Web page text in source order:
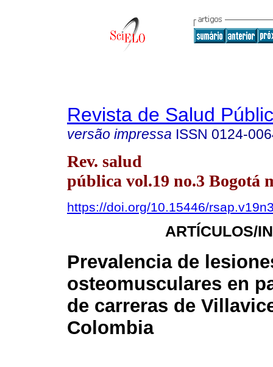
Revista de Salud
versão impressa ISSN 0124-
Rev. salud
pública vol.19 no.3 Bogotá
https://doi.org/10.15446/
ARTÍCULOS/
Prevalencia de
osteomusculares en
de carreras de
Colombia